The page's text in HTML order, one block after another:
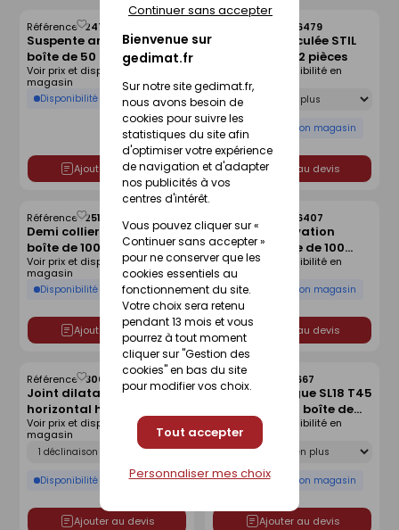
Bienvenue sur
gedimat.fr
Sur notre site gedimat.fr,
nous avons besoin de
cookies pour suivre les
statistiques du site afin
d'optimiser votre expérience
de navigation et d'adapter
nos publicités à vos
centres d'intérêt.
Vous pouvez cliquer sur «
Continuer sans accepter »
pour ne conserver que les
cookies essentiels au
fonctionnement du site.
Votre choix sera retenu
pendant 13 mois et vous
pourrez à tout moment
cliquer sur "Gestion des
cookies" en bas du site
pour modifier vos choix.
Tout accepter
Continuer sans accepter
Personnaliser mes choix
Suspente articulée -
boîte de 50 pièces
Référence :24706315
Disponibilité selon magasin
Voir prix et disponibilité en
magasin
Ajouter au devis
Enregistrer
comme
liste
Suspente articulée STIL
SA - boite de 12 pièces
24606479
Déclinaison
Disponibilité selon magasin
Voir prix et disponibilité en
magasin
Ajouter au devis
Enregistrer
comme
Demi collier - 20x70mm -
boîte de 100 pièces
Référence :25118919
Disponibilité selon magasin
Voir prix et disponibilité en
magasin
Ajouter au devis
Enregistrer
comme
liste
Piton de rénovation
femelle - boite de 100
pièces
30066407
Disponibilité selon magasin
Voir prix et disponibilité en
magasin
Ajouter au devis
Enregistrer
comme
Joint dilatation
horizontal haut
AQUABOARD PVC - 3m
Référence :30065088
Déclinaison
Disponibilité selon magasin
Voir prix et disponibilité en
magasin
Ajouter au devis
Enregistrer
comme
liste
Suspente longue SL18 T45
- 170x44mm - boîte de
100 pièces
Référence : 25118667
Déclinaison
Disponibilité selon magasin
Voir prix et disponibilité en
magasin
Ajouter au devis
Enregistrer
comme